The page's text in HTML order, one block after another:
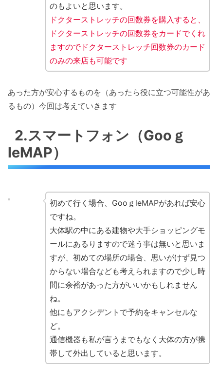
のもよいと思います。
ドクターストレッチの回数券を購入すると、
ドクターストレッチの回数券をカードでくれ
ますのでドクターストレッチ回数券のカード
のみの来店も可能です
あった方が安心するものを（あったら役に立つ可能性があ
るもの）今回は考えていきます
2.スマートフォン（Gooｇ
leMAP）
初めて行く場合、GooｇleMAPがあれば安心
ですね。
大体駅の中にある建物や大手ショッピングモ
ールにあるりますので迷う事は無いと思いま
すが、初めての場所の場合、思いがけず見つ
からない場合なども考えられますので少し時
間に余裕があった方がいいかもしれません
ね。
他にもアクシデントで予約をキャンセルな
ど。
通信機器も私が言うまでもなく大体の方が携
帯して外出していると思います。